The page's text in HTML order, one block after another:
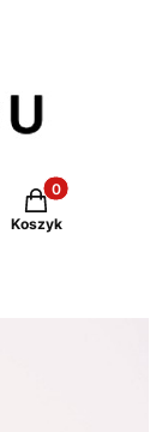
Produkty w
Koszyk